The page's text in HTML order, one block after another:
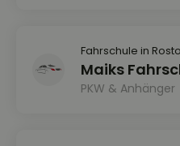
Fahrschule in
Maiks
PKW & Anhänger